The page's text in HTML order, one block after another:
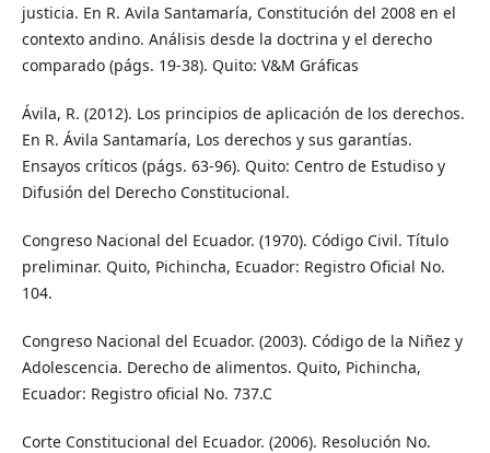
justicia. En R. Avila Santamaría, Constitución del 2008 en el
contexto andino. Análisis desde la doctrina y el derecho
comparado (págs. 19-38). Quito: V&M Gráficas
Ávila, R. (2012). Los principios de aplicación de los derechos.
En R. Ávila Santamaría, Los derechos y sus garantías.
Ensayos críticos (págs. 63-96). Quito: Centro de Estudiso y
Difusión del Derecho Constitucional.
Congreso Nacional del Ecuador. (1970). Código Civil. Título
preliminar. Quito, Pichincha, Ecuador: Registro Oficial No.
104.
Congreso Nacional del Ecuador. (2003). Código de la Niñez y
Adolescencia. Derecho de alimentos. Quito, Pichincha,
Ecuador: Registro oficial No. 737.C
Corte Constitucional del Ecuador. (2006). Resolución No.